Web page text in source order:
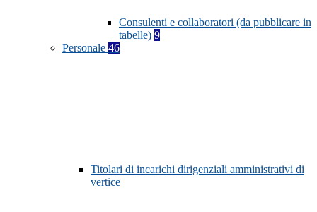
Consulenti e collaboratori (da pubblicare in
tabelle) 9
Personale 46
Titolari di incarichi dirigenziali amministrativi di
vertice